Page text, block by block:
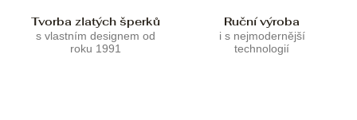
Tvorba zlatých šperků
s vlastním designem od
roku 1991
Ruční výroba
i s nejmodernější
technologií